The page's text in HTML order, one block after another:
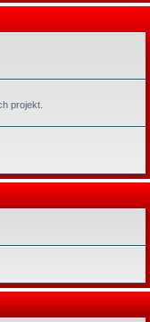
projekt.